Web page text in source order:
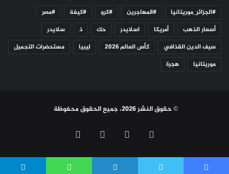
#الجزائر_موريتانيا #المهاجرين #كرو #كيفة
#مصر
أسعار الذهب
أمريكا اسلايدر حك ذ
سلايدر
سيف الدين القذافي
كأس العالم 2026 ليبيا
مستحضرات التجميل
موريتانيا
هجرة
© حقوق النشر 2026، جميع الحقوق محفوظة
فيسبوك يوتيوب